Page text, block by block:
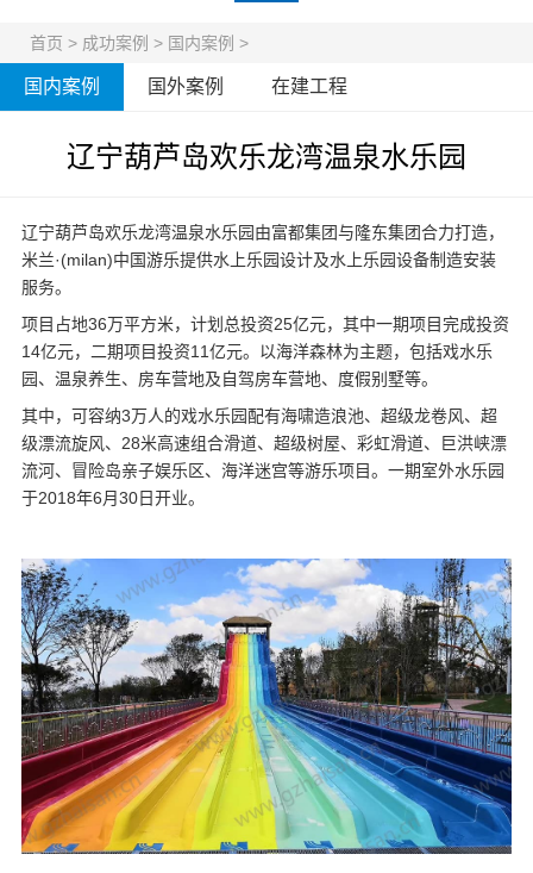
首页 > 成功案例 > 国内案例 >
国内案例 国外案例 在建工程
辽宁葫芦岛欢乐龙湾温泉水乐园
辽宁葫芦岛欢乐龙湾温泉水乐园由富都集团与隆东集团合力打造，
米兰·(milan)中国游乐提供水上乐园设计及水上乐园设备制造安装
服务。
项目占地36万平方米，计划总投资25亿元，其中一期项目完成投资
14亿元，二期项目投资11亿元。以海洋森林为主题，包括戏水乐
园、温泉养生、房车营地及自驾房车营地、度假别墅等。
其中，可容纳3万人的戏水乐园配有海啸造浪池、超级龙卷风、超
级漂流旋风、28米高速组合滑道、超级树屋、彩虹滑道、巨洪峡漂
流河、冒险岛亲子娱乐区、海洋迷宫等游乐项目。一期室外水乐园
于2018年6月30日开业。